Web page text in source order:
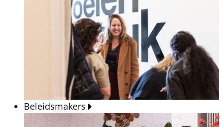
Beleidsmakers